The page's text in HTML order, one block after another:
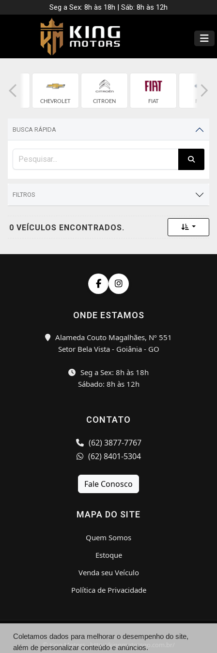
Seg a Sex: 8h às 18h | Sáb: 8h às 12h
CHEVROLET CITROEN FIAT FORD
BUSCA RÁPIDA
FILTROS
0 VEÍCULOS ENCONTRADOS. Toggle
ONDE ESTAMOS
Alameda Couto Magalhães, Nº 551
Setor Bela Vista - Goiânia - GO
Seg a Sex: 8h às 18h
Sábado: 8h às 12h
CONTATO
(62) 3877-7767
(62) 8401-5304
Fale Conosco
MAPA DO SITE
Quem Somos
Estoque
Venda seu Veículo
Política de Privacidade
© King Motors - http://kingmotorsgo.com.br/
Coletamos dados para melhorar o desempenho do site,
além de personalizar conteúdo e anúncios.